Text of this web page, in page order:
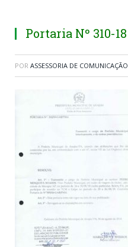
Portaria Nº 310-18
POR ASSESSORIA DE COMUNICAÇÃO